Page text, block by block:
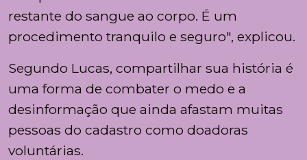
restante do sangue ao corpo. É um
procedimento tranquilo e seguro", explicou.
Segundo Lucas, compartilhar sua história é
uma forma de combater o medo e a
desinformação que ainda afastam muitas
pessoas do cadastro como doadoras
voluntárias.